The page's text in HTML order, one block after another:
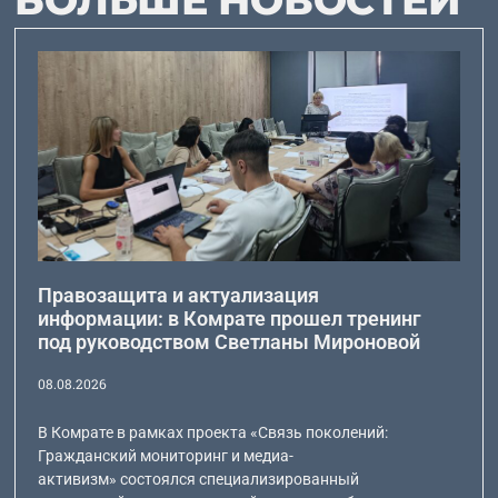
Правозащита и актуализация
информации: в Комрате прошел тренинг
под руководством Светланы Мироновой
08.08.2026
В Комрате в рамках проекта «Связь поколений:
Гражданский мониторинг и медиа-
активизм» состоялся специализированный